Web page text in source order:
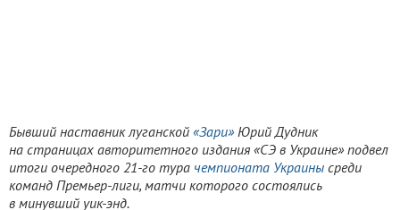
Бывший наставник луганской «Зари»Юрий Дудник
на страницах авторитетного издания «СЭ в Украине» подвел
итоги очередного 21-го тура чемпионата Украины среди
команд Премьер-лиги, матчи которого состоялись
в минувший уик-энд.